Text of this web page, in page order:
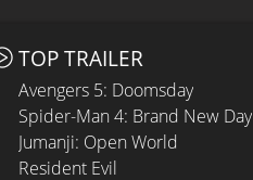
TOP TRAILER
Avengers 5: Doomsday
Spider-Man 4: Brand New Day
Jumanji: Open World
Resident Evil